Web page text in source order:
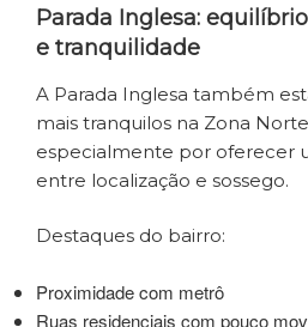
Parada Inglesa:
e tranquilidade
A Parada Inglesa também
mais tranquilos na Zona
especialmente por oferecer
entre localização e sossego.
Destaques do bairro:
Proximidade com metrô
Ruas residenciais com pouco